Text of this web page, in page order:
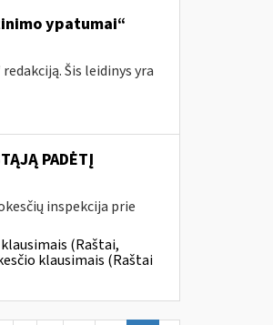
ypatumai“
Šis leidinys yra
PADĖTĮ
inspekcija prie
(Raštai,
klausimais (Raštai